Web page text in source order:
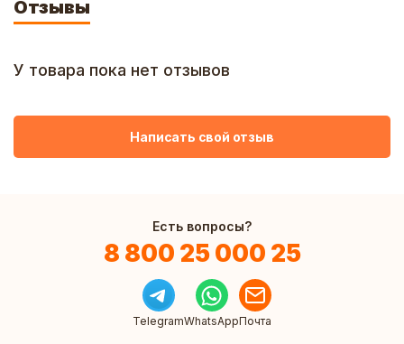
Отзывы
У товара пока нет отзывов
Написать свой отзыв
Есть вопросы?
8 800 25 000 25
TelegramWhatsAppПочта